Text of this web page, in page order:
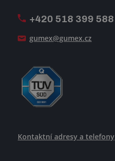
+420 518 399 588
gumex@gumex.cz
Kontaktní adresy a telefony